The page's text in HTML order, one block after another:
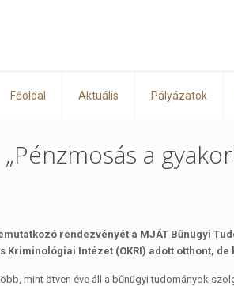
Főoldal Aktuális Pályázatok
a
rendezvényét a MJÁT Bűnügyi
Intézet (OKRI) adott otthont,
mint ötven éve áll a bűnügyi tudományok